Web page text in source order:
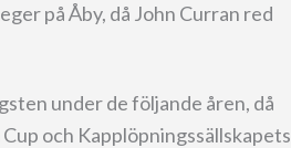
på Åby, då John Curran red
under de följande åren, då
och Kapplöpningssällskapets